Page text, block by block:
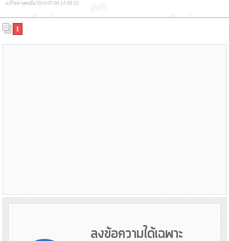
แก้ไขล่าสุดเมื่อ 2014-07-06 14:08:23
1
ลงข้อความได้เฉพาะ